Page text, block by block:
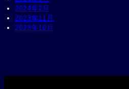
2024年2月
2023年11月
2023年10月